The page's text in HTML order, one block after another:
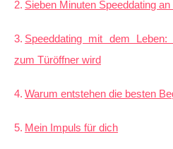
Sieben Minuten Speeddating
Speeddating mit dem
zum Türöffner wird
Warum entstehen die besten
Mein Impuls für dich